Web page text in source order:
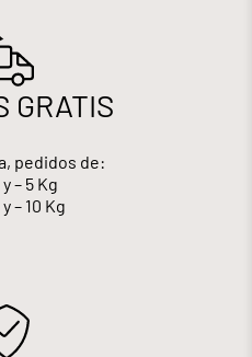
GRATIS
pedidos de:
– 5 Kg
– 10 Kg